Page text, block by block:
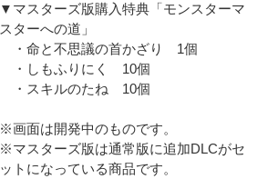
▼マスターズ版購入特典「モンスターマ
スターへの道」
・命と不思議の首かざり 1個
・しもふりにく 10個
・スキルのたね 10個
※画面は開発中のものです。
※マスターズ版は通常版に追加DLCがセ
ットになっている商品です。